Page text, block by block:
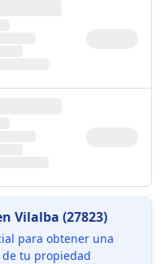
Vilalba (27823)
para obtener una
tu propiedad